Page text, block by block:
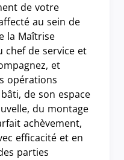
de votre
au sein de
la Maîtrise
chef de service et
et
opérations
de son espace
du montage
achèvement,
efficacité et en
parties